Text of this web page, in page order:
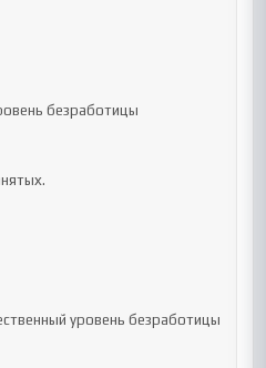
безработицы
уровень безработицы